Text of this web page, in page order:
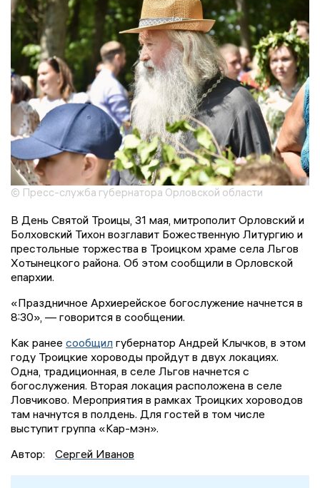
© Пресс-служба губернатора Орловской области
В День Святой Троицы, 31 мая, митрополит Орловский и
Болховский Тихон возглавит Божественную Литургию и
престольные торжества в Троицком храме села Льгов
Хотынецкого района. Об этом сообщили в Орловской
епархии.
«Праздничное Архиерейское богослужение начнется в
8:30», — говорится в сообщении.
Как ранее сообщил губернатор Андрей Клычков, в этом
году Троицкие хороводы пройдут в двух локациях.
Одна, традиционная, в селе Льгов начнется с
богослужения. Вторая локация расположена в селе
Ловчиково. Мероприятия в рамках Троицких хороводов
там начнутся в полдень. Для гостей в том числе
выступит группа «Кар-мэн».
Автор:
Сергей Иванов